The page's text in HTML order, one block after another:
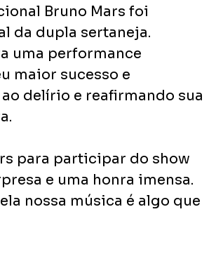
Bruno Mars foi
da dupla sertaneja.
uma performance
maior sucesso e
delírio e reafirmando sua
para participar do show
e uma honra imensa.
nossa música é algo que